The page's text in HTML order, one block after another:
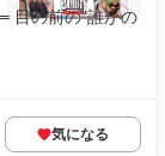
の前の"誰かの
気になる